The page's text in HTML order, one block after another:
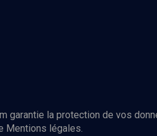
garantie la protection de vos
Mentions légales.